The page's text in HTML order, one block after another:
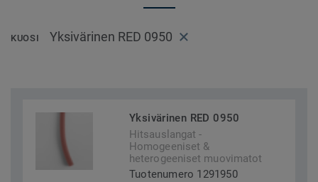
KUOSI Yksivärinen RED 0950
Yksivärinen RED 0950
Hitsauslangat -
Homogeeniset &
heterogeeniset muovimatot
Tuotenumero 1291950